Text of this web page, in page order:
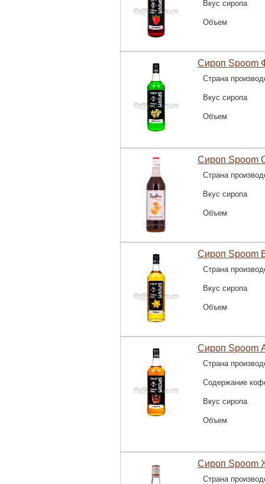
Вкус сиропа
Объем
Сироп Spoom
Страна
Вкус сиропа
Объем
Сироп Spoom
Страна
Вкус сиропа
Объем
Сироп Spoom
Страна
Вкус сиропа
Объем
Сироп Spoom
Страна
Содержание
Вкус сиропа
Объем
Сироп Spoom
Страна